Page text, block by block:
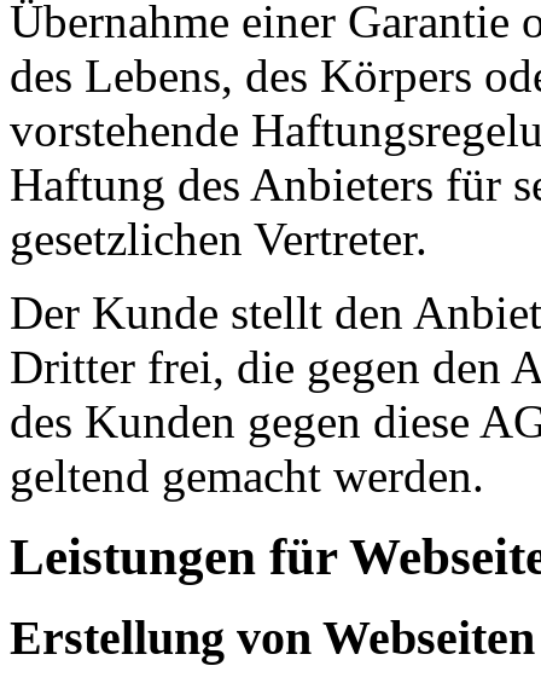
Übernahme einer Garantie
des Lebens, des Körpers
vorstehende
Haftung des Anbieters für
gesetzlichen Vertreter.
Der Kunde stellt den
Dritter frei, die gegen den
des Kunden gegen diese
geltend gemacht werden.
Leistungen für
Erstellung von Webseiten